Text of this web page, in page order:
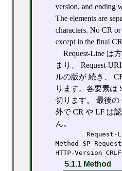
version, and ending
The elements are
characters. No CR
except in the final
Request-Line は
まり、 Request-
ルの版が 続き、
ります。各要素は
切ります。 最後の
外で CR や LF は
ん。
Request-
Method SP
HTTP-Version CRLF
5.1.1 Method